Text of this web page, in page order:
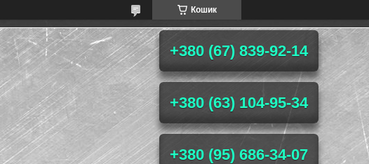
Кошик
+380 (67) 839-92-14
+380 (63) 104-95-34
+380 (95) 686-34-07